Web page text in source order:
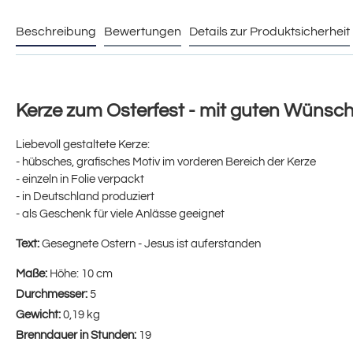
Beschreibung Bewertungen Details zur Produktsicherheit
Kerze zum Osterfest - mit guten
Liebevoll gestaltete Kerze:
- hübsches, grafisches Motiv im vorderen Bereich der Kerze
- einzeln in Folie verpackt
- in Deutschland produziert
- als Geschenk für viele Anlässe geeignet
Text: Gesegnete Ostern - Jesus ist auferstanden
Maße: Höhe: 10 cm
Durchmesser: 5
Gewicht: 0,19 kg
Brenndauer in Stunden: 19